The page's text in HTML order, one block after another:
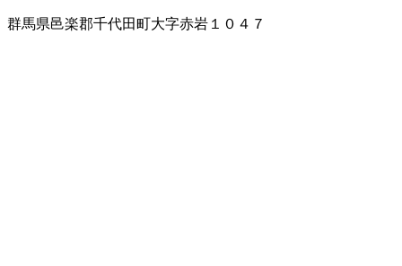
群馬県邑楽郡千代田町大字赤岩１０４７